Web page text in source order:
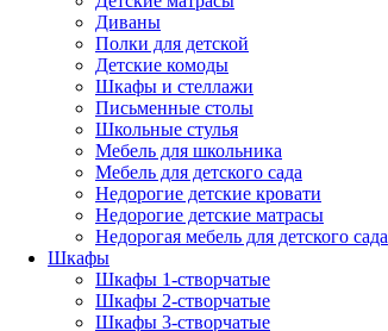
Диваны
Полки для детской
Детские комоды
Шкафы и стеллажи
Письменные столы
Школьные стулья
Мебель для школьника
Мебель для детского сада
Недорогие детские кровати
Недорогие детские матрасы
Недорогая мебель для детского сада
Шкафы
Шкафы 1-створчатые
Шкафы 2-створчатые
Шкафы 3-створчатые